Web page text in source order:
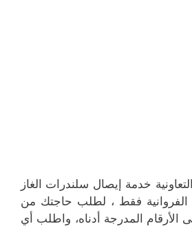
خدمة إيصال سلندرات الغاز
فقط ، لطلب حاجتك من
الأرقام المدرجة أدناه، واطلب أي